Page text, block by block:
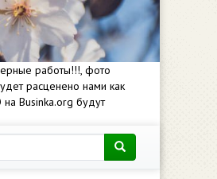
работы!!!, фото
расценено нами как
Businka.org будут